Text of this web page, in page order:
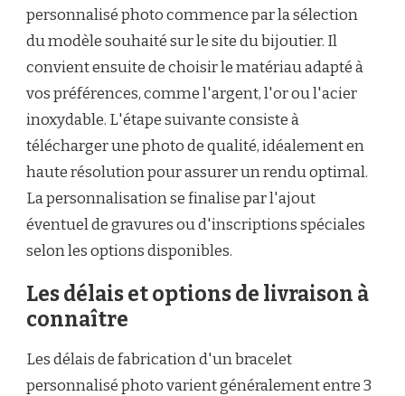
personnalisé photo commence par la sélection
du modèle souhaité sur le site du bijoutier. Il
convient ensuite de choisir le matériau adapté à
vos préférences, comme l'argent, l'or ou l'acier
inoxydable. L'étape suivante consiste à
télécharger une photo de qualité, idéalement en
haute résolution pour assurer un rendu optimal.
La personnalisation se finalise par l'ajout
éventuel de gravures ou d'inscriptions spéciales
selon les options disponibles.
Les délais et options de livraison à
connaître
Les délais de fabrication d'un bracelet
personnalisé photo varient généralement entre 3